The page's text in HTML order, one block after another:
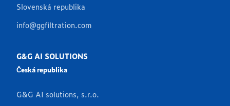
Slovenská republika
info@ggfiltration.com
G&G AI SOLUTIONS
Česká republika
G&G AI solutions, s.r.o.